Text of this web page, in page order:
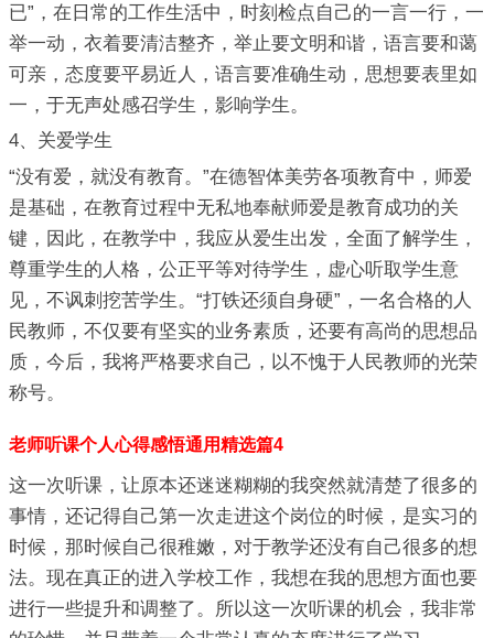
已”，在日常的工作生活中，时刻检点自己的一言一行，一
举一动，衣着要清洁整齐，举止要文明和谐，语言要和蔼
可亲，态度要平易近人，语言要准确生动，思想要表里如
一，于无声处感召学生，影响学生。
4、关爱学生
“没有爱，就没有教育。”在德智体美劳各项教育中，师爱
是基础，在教育过程中无私地奉献师爱是教育成功的关
键，因此，在教学中，我应从爱生出发，全面了解学生，
尊重学生的人格，公正平等对待学生，虚心听取学生意
见，不讽刺挖苦学生。“打铁还须自身硬”，一名合格的人
民教师，不仅要有坚实的业务素质，还要有高尚的思想品
质，今后，我将严格要求自己，以不愧于人民教师的光荣
称号。
老师听课个人心得感悟通用精选篇4
这一次听课，让原本还迷迷糊糊的我突然就清楚了很多的
事情，还记得自己第一次走进这个岗位的时候，是实习的
时候，那时候自己很稚嫩，对于教学还没有自己很多的想
法。现在真正的进入学校工作，我想在我的思想方面也要
进行一些提升和调整了。所以这一次听课的机会，我非常